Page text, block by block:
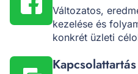
Változatos,
kezelése és
konkrét üzleti
Kapcsolattartás